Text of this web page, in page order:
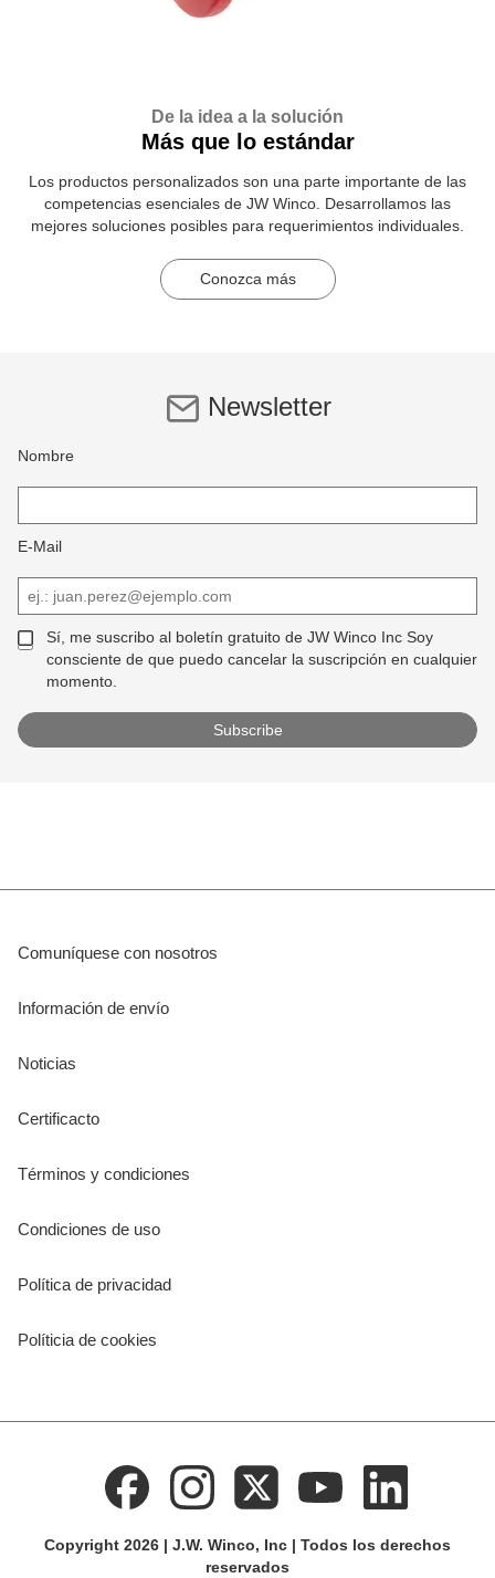
De la idea a la solución
Más que lo estándar
Los productos personalizados son una parte importante de las
competencias esenciales de JW Winco. Desarrollamos las
mejores soluciones posibles para requerimientos individuales.
Conozca más
Newsletter
Nombre
E-Mail
Sí, me suscribo al boletín gratuito de JW Winco Inc Soy
consciente de que puedo cancelar la suscripción en cualquier
momento.
Comuníquese con nosotros
Información de envío
Noticias
Certificacto
Términos y condiciones
Condiciones de uso
Política de privacidad
Políticia de cookies
Copyright 2026 | J.W. Winco, Inc | Todos los derechos
reservados